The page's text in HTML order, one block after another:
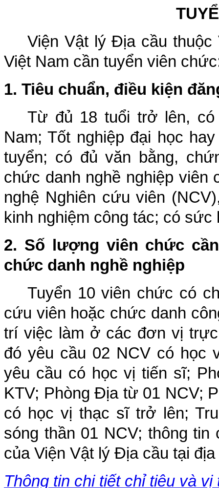
Viện Vật lý Địa cầu thuộc
Việt Nam cần tuyển viên
1. Tiêu chuẩn, điều kiện
Từ đủ 18 tuổi trở lên,
Nam; Tốt nghiệp đại học
tuyển; có đủ văn bằng,
chức danh nghề nghiệp viên
nghệ Nghiên cứu viên
kinh nghiệm công tác; có sức
2. Số lượng viên chức
chức danh nghề nghiệp
Tuyển 10 viên chức có
cứu viên hoặc chức danh
trí việc làm ở các đơn vị
đó yêu cầu 02 NCV có học
yêu cầu có học vị tiến sĩ;
KTV; Phòng Địa từ 01 NCV;
có học vị thạc sĩ trở lên;
sóng thần 01 NCV; thông
của Viện Vật lý Địa cầu tại địa
Thông tin chi tiết chỉ tiêu và